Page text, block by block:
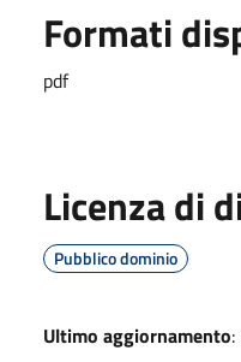
Formati
pdf
Licenza di
Pubblico dominio
Ultimo aggiornamento